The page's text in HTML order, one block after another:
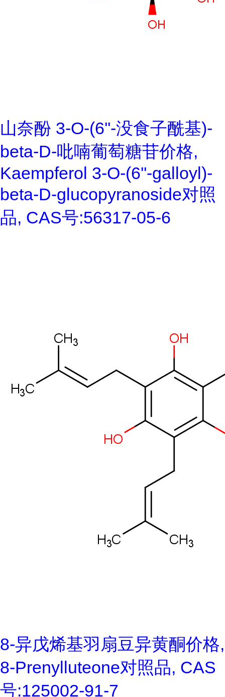
山奈酚 3-O-(6''-没食子酰基)-
beta-D-吡喃葡萄糖苷价格,
Kaempferol 3-O-(6''-galloyl)-
beta-D-glucopyranoside对照
品, CAS号:56317-05-6
8-异戊烯基羽扇豆异黄酮价格,
8-Prenylluteone对照品, CAS
号:125002-91-7